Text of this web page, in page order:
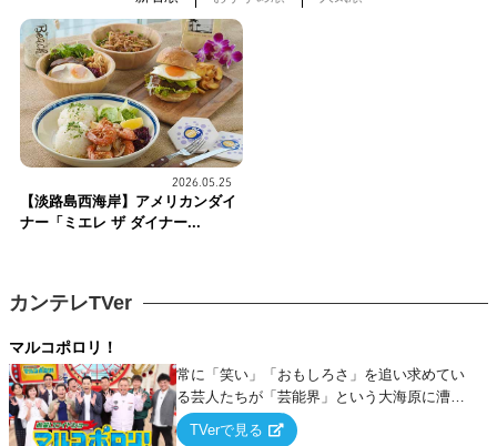
2026.05.25
【淡路島西海岸】アメリカンダイ
ナー「ミエレ ザ ダイナー...
カンテレTVer
マルコポロリ！
常に「笑い」「おもしろさ」を追い求めてい
る芸人たちが「芸能界」という大海原に漕ぎ
出でて、新たなオモシロ人間を発掘する！
TVerで見る